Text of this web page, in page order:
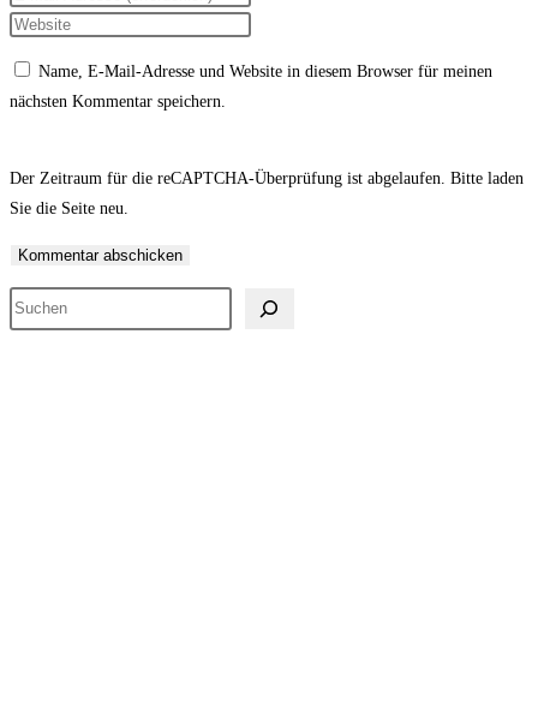
Namen
Benutzernamen
zum
ein
deine
Mail-
Adresse
Kommentieren
ein
Gib
Website-
URL
(optional)
Name, E-Mail-Adresse und Website in diesem Browser für meinen
nächsten Kommentar speichern.
Der Zeitraum für die reCAPTCHA-Überprüfung ist abgelaufen. Bitte laden
Sie die Seite neu.
Suchen